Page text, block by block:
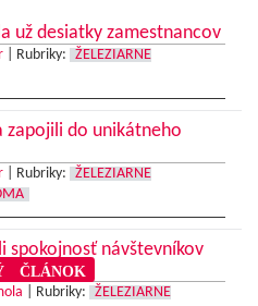
už desiatky zamestnancov
Rubriky:
ŽELEZIARNE
zapojili do unikátneho
Rubriky:
ŽELEZIARNE
spokojnosť návštevníkov
ČLÁNOK
Rubriky: ŽELEZIARNE